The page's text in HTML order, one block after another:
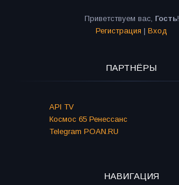
Приветствуем вас, Гость!
Регистрация | Вход
ПАРТНЁРЫ
API TV
Космос 65 Ренессанс
Telegram POAN.RU
НАВИГАЦИЯ